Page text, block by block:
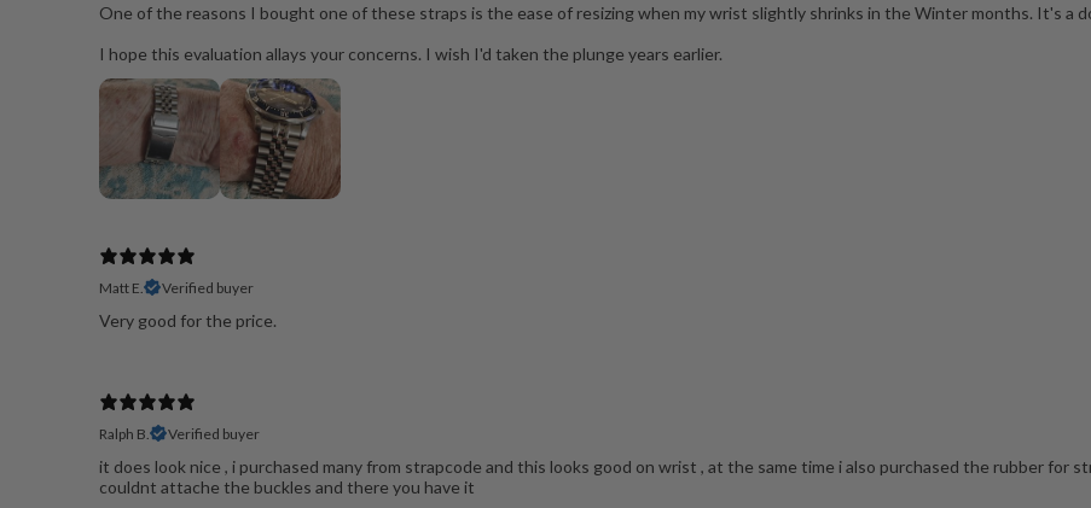
One of the reasons I bought one of these straps is the ease of resizing when my wrist slightly shrinks in the Winter months. It's a
I hope this evaluation allays your concerns. I wish I'd taken the plunge years earlier.
Matt E. Verified buyer
Very good for the price.
Ralph B. Verified buyer
it does look nice , i purchased many from strapcode and this looks good on wrist , at the same time i also purchased the rubber for
couldnt attache the buckles and there you have it